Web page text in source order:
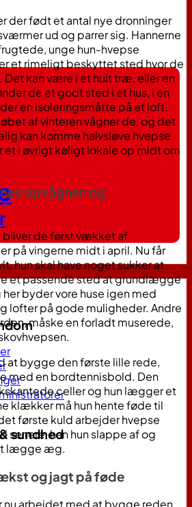
sundhed
der født et antal nye dronninger
ud og parrer sig. Hannerne
unge hun-hvepse
et rimeligt beskyttet sted hvor de
Det kan være i et hult træ, eller en
de et godt sted i et hus, i en
en isoleringsmåtte på et loft.
af vinteren vågner de, og det
kan komme halvsløve hvepse
et i øvrigt køligt lokale op midt om
opvågnen og
bliver de først vækket af
på vingerne midt i april. Nu får
hun skal have noget sukker at
et passende sted at grundlægge
byder vore huse igen med
lofter på gode muligheder. Andre
måske en forladt muserede,
at bygge den første lille rede,
med en bordtennisbold. Den
celler og hun lægger et
klækker må hun hente føde til
første kuld arbejder hvepse
han hun slappe af og
lægge æg.
og jagt på føde